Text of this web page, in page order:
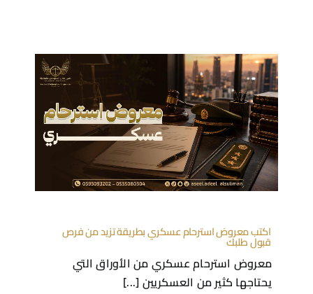
اكتب معروض استرحام عسكري بطريقة تزيد من فرص
قبول طلبك
معروض استرحام عسكري من الأوراق التي
يحتاجها كثير من العسكريين [...]